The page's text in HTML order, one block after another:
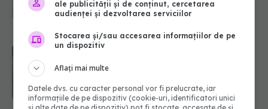
chirurgicală, doar în situații
06.08.2026, 20:45
care se transmite de la om la om
06.08.2026, 20:06
ale publicității și de conținut, cercetarea
audienței și dezvoltarea serviciilor
Stocarea și/sau accesarea informațiilor de pe
un dispozitiv
Aflați mai multe
Datele dvs. cu caracter personal vor fi prelucrate, iar
informațiile de pe dispozitiv (cookie-uri, identificatori unici